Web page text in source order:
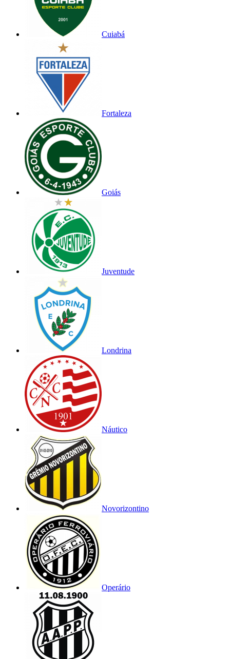
Cuiabá
Fortaleza
Goiás
Juventude
Londrina
Náutico
Novorizontino
Operário